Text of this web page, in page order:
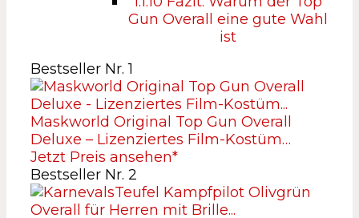
Gun Overall eine gute Wahl
ist
Bestseller Nr. 1
Maskworld Original Top Gun Overall
Deluxe – Lizenziertes Film-Kostüm…
Jetzt Preis ansehen*
Bestseller Nr. 2